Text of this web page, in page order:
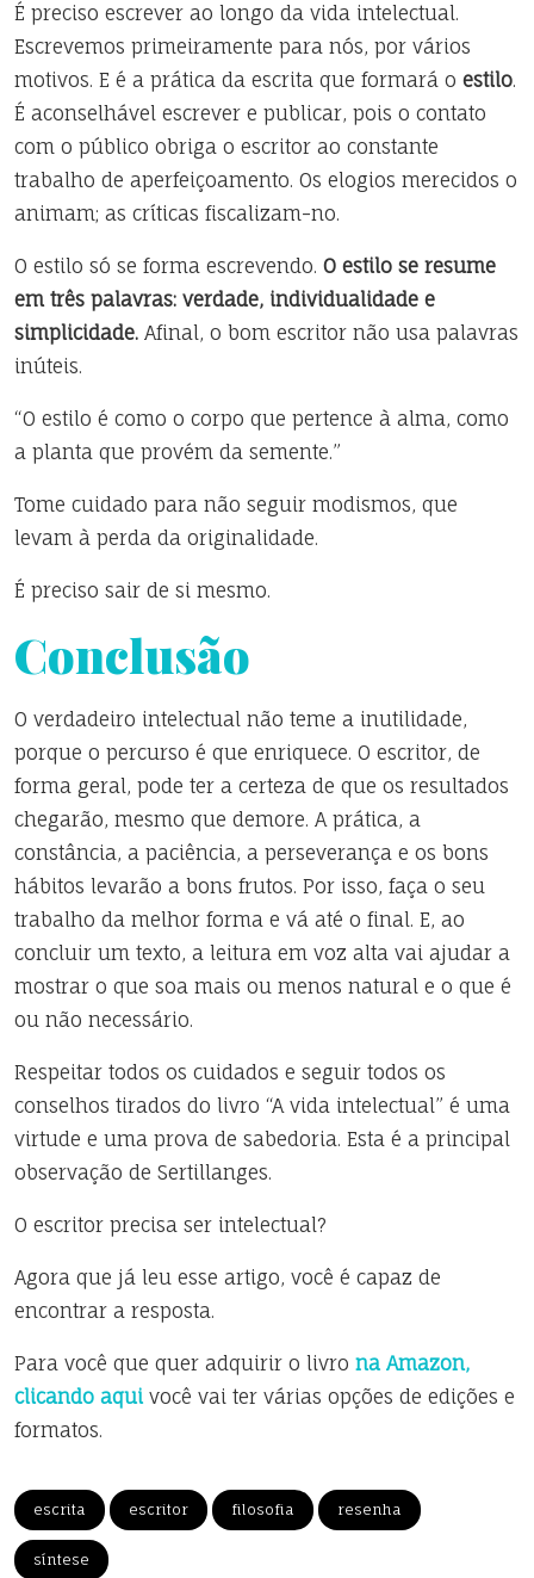
É preciso escrever ao longo da vida intelectual.
Escrevemos primeiramente para nós, por vários
motivos. E é a prática da escrita que formará o estilo.
É aconselhável escrever e publicar, pois o contato
com o público obriga o escritor ao constante
trabalho de aperfeiçoamento. Os elogios merecidos o
animam; as críticas fiscalizam-no.
O estilo só se forma escrevendo. O estilo se resume
em três palavras: verdade, individualidade e
simplicidade. Afinal, o bom escritor não usa palavras
inúteis.
“O estilo é como o corpo que pertence à alma, como
a planta que provém da semente.”
Tome cuidado para não seguir modismos, que
levam à perda da originalidade.
É preciso sair de si mesmo.
Conclusão
O verdadeiro intelectual não teme a inutilidade,
porque o percurso é que enriquece. O escritor, de
forma geral, pode ter a certeza de que os resultados
chegarão, mesmo que demore. A prática, a
constância, a paciência, a perseverança e os bons
hábitos levarão a bons frutos. Por isso, faça o seu
trabalho da melhor forma e vá até o final. E, ao
concluir um texto, a leitura em voz alta vai ajudar a
mostrar o que soa mais ou menos natural e o que é
ou não necessário.
Respeitar todos os cuidados e seguir todos os
conselhos tirados do livro “A vida intelectual” é uma
virtude e uma prova de sabedoria. Esta é a principal
observação de Sertillanges.
O escritor precisa ser intelectual?
Agora que já leu esse artigo, você é capaz de
encontrar a resposta.
Para você que quer adquirir o livro na Amazon,
clicando aqui você vai ter várias opções de edições e
formatos.
escrita escritor filosofia resenha
síntese